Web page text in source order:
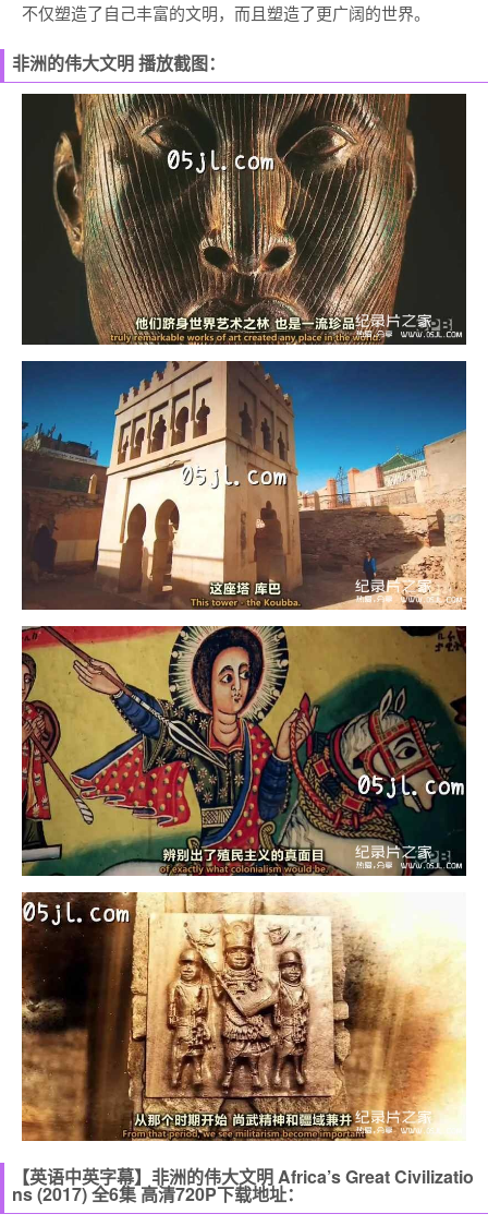
不仅塑造了自己丰富的文明，而且塑造了更广阔的世界。
非洲的伟大文明 播放截图：
【英语中英字幕】非洲的伟大文明 Africa’s Great Civilizatio
ns (2017) 全6集 高清720P下载地址：